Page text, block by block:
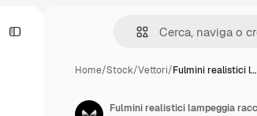
Home/Stock/Vettori/Fulmini realistici l…